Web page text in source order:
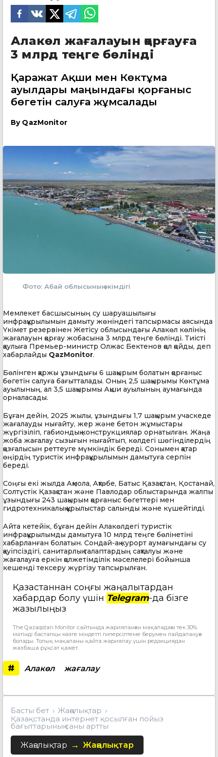
Алакөл жағалауын қорғауға
3 млрд теңге бөлінді
Қаражат Ақши мен Көктұма
ауылдары маңындағы қорғаныс
бөгетін салуға жұмсалады
By QazMonitor
Фото: Абай облысының әкімдігі
Мемлекет басшысының су шаруашылығы
инфрақұрылымын дамыту жөніндегі тапсырмасы аясында
Үкімет резервінен Жетісу облысындағы Алакөл көлінің
жағалауын қорғау жобасына 3 млрд теңге бөлінді. Тиісті
қаулыға Премьер-министр Олжас Бектенов қол қойды, деп
хабарлайды QazMonitor.
Бөлінген қаржы ұзындығы 6 шақырым болатын қорғаныс
бөгетін салуға бағытталады. Оның 2,5 шақырымы Көктұма
ауылының, ал 3,5 шақырымы Ақши ауылының аумағында
орналасады.
Бұған дейін, 2025 жылы, ұзындығы 1,7 шақырым учаскеде
жағалауды нығайту, жер және бетон жұмыстары
жүргізіліп, габиондық конструкциялар орнатылған. Жаңа
жоба жағалау сызығын нығайтып, көлдегі шөгінділердің
қозғалысын реттеуге мүмкіндік береді. Сонымен қатар
өңірдің туристік инфрақұрылымын дамытуға серпін
береді.
Соңғы екі жылда Ақмола, Ақтөбе, Батыс Қазақстан, Қостанай,
Солтүстік Қазақстан және Павлодар облыстарында жалпы
ұзындығы 243 шақырым қорғаныс бөгеттері мен
гидротехникалық құрылыстар салынды және күшейтілді.
Айта кетейік, бұған дейін Алакөлдегі туристік
инфрақұрылымды дамытуға 10 млрд теңге бөлінетіні
хабарланған болатын. Сондай-ақ курорт аумағындағы су
қауіпсіздігі, санитарлық талаптардың сақталуы және
жағалауға еркін қолжетімділік мәселелері бойынша
кешенді тексеру жүргізу тапсырылған.
Қазақстаннан соңғы жаңалықтардан
хабардар болу үшін Telegram-да бізге
жазылыңыз
The Qazaqstan Monitor сайтында жарияланған мақаладағы тек 30%
мәтінді бастапқы көзге міндетті гиперсілтеме берумен пайдалануға
болады. Толық мақаланы қайта жариялау үшін редакциядан
жазбаша рұқсат қажет.
# Алакөл жағалау
Басты бет
Жаңалықтар
Қазақстанда интернет қосылған пойыз
бағыттарының саны артты
Жаңалықтар Жаңалықтар